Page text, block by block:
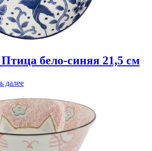
бело-синяя 21,5 см
далее